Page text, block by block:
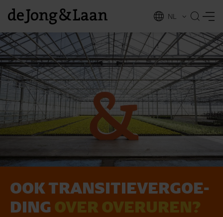
NL
EN
OOK TRAN­SI­TIE­VER­GOE­
DING OVER OVER­UREN?